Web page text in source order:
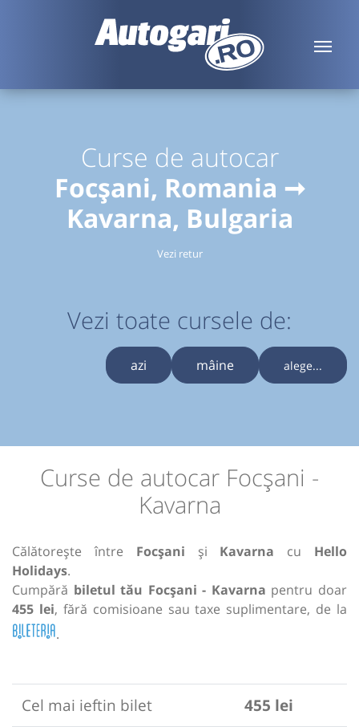
Curse de autocar
Focșani, Romania ➞
Kavarna, Bulgaria
Vezi retur
Vezi toate cursele de:
azi mâine alege...
Curse de autocar Focșani -
Kavarna
Călătorește între Focșani și Kavarna cu Hello
Holidays.
Cumpără biletul tău Focșani - Kavarna pentru doar
455 lei, fără comisioane sau taxe suplimentare, de la
.
Cel mai ieftin bilet
455 lei